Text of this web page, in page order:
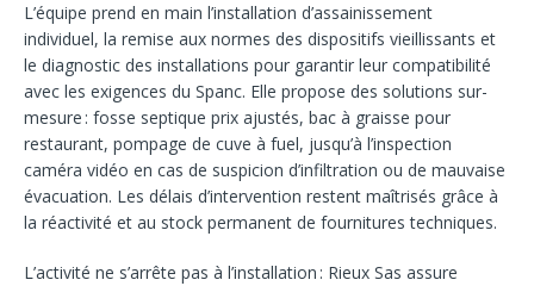
L’équipe prend en main l’installation d’assainissement
individuel, la remise aux normes des dispositifs vieillissants et
le diagnostic des installations pour garantir leur compatibilité
avec les exigences du Spanc. Elle propose des solutions sur-
mesure : fosse septique prix ajustés, bac à graisse pour
restaurant, pompage de cuve à fuel, jusqu’à l’inspection
caméra vidéo en cas de suspicion d’infiltration ou de mauvaise
évacuation. Les délais d’intervention restent maîtrisés grâce à
la réactivité et au stock permanent de fournitures techniques.
L’activité ne s’arrête pas à l’installation : Rieux Sas assure